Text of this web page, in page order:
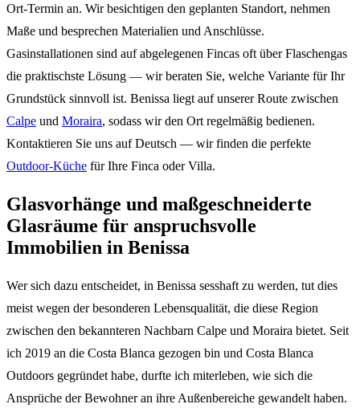
Ort-Termin an. Wir besichtigen den geplanten Standort, nehmen
Maße und besprechen Materialien und Anschlüsse.
Gasinstallationen sind auf abgelegenen Fincas oft über Flaschengas
die praktischste Lösung — wir beraten Sie, welche Variante für Ihr
Grundstück sinnvoll ist. Benissa liegt auf unserer Route zwischen
Calpe und Moraira, sodass wir den Ort regelmäßig bedienen.
Kontaktieren Sie uns auf Deutsch — wir finden die perfekte
Outdoor-Küche für Ihre Finca oder Villa.
Glasvorhänge und maßgeschneiderte
Glasräume für anspruchsvolle
Immobilien in Benissa
Wer sich dazu entscheidet, in Benissa sesshaft zu werden, tut dies
meist wegen der besonderen Lebensqualität, die diese Region
zwischen den bekannteren Nachbarn Calpe und Moraira bietet. Seit
ich 2019 an die Costa Blanca gezogen bin und Costa Blanca
Outdoors gegründet habe, durfte ich miterleben, wie sich die
Ansprüche der Bewohner an ihre Außenbereiche gewandelt haben.